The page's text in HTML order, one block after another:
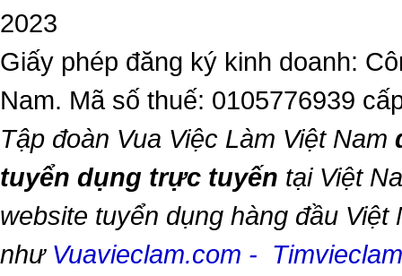
2023
Giấy phép đăng ký kinh doanh:
Nam. Mã số thuế: 0105776939
Tập đoàn Vua Việc Làm Việt Nam
tuyển dụng trực tuyến tại Việt
website tuyển dụng hàng đầu Việt
như Vuavieclam.com -